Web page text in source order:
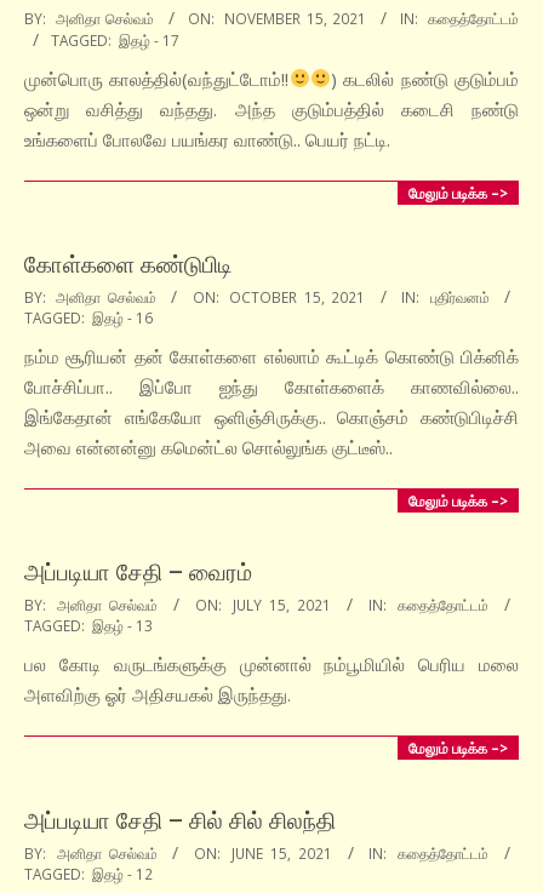
2021-
11-
15
BY: அனிதா செல்வம் ON: NOVEMBER 15, 2021 IN: கதைத்தோட்டம்
TAGGED: இதழ் - 17
முன்பொரு காலத்தில்(வந்துட்டோம்!!
) கடலில் நண்டு குடும்பம்
ஒன்று வசித்து வந்தது. அந்த குடும்பத்தில் கடைசி நண்டு
உங்களைப் போலவே பயங்கர வாண்டு.. பெயர் நட்டி.
மேலும் படிக்க –>
கோள்களை கண்டுபிடி
2021-
10-
15
BY: அனிதா செல்வம் ON: OCTOBER 15, 2021 IN:
புதிர்வனம்
TAGGED: இதழ் - 16
நம்ம சூரியன் தன் கோள்களை எல்லாம் கூட்டிக் கொண்டு பிக்னிக்
போச்சிப்பா.. இப்போ ஐந்து கோள்களைக் காணவில்லை..
இங்கேதான் எங்கேயோ ஒளிஞ்சிருக்கு.. கொஞ்சம் கண்டுபிடிச்சி
அவை என்னன்னு கமென்ட்ல சொல்லுங்க குட்டீஸ்..
மேலும் படிக்க –>
அப்படியா சேதி – வைரம்
2021-
07-
15
BY: அனிதா செல்வம் ON: JULY 15, 2021 IN:
கதைத்தோட்டம்
TAGGED: இதழ் - 13
பல கோடி வருடங்களுக்கு முன்னால் நம்‌பூமியில் பெரிய மலை
அளவிற்கு ஓர் அதிசயகல் இருந்தது.
மேலும் படிக்க –>
அப்படியா சேதி – சில் சில் சிலந்தி
2021-
06-
BY: அனிதா செல்வம் ON: JUNE 15, 2021 IN:
கதைத்தோட்டம்
TAGGED: இதழ் - 12